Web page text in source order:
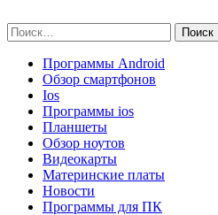
to
content
Найти:
Программы Android
Обзор смартфонов
Ios
Программы ios
Планшеты
Обзор ноутов
Видеокарты
Материнские платы
Новости
Программы для ПК